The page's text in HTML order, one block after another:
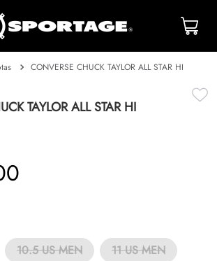
CONVERSE CHUCK TAYLOR ALL STAR HI
TAYLOR ALL STAR HI
10.5 US MEN
11 US MEN